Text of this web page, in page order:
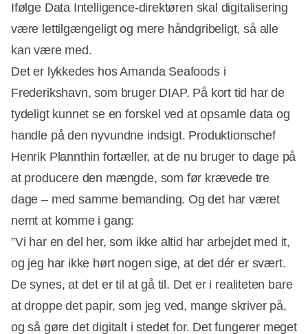
Ifølge Data Intelligence-direktøren skal digitalisering
være lettilgængeligt og mere håndgribeligt, så alle
kan være med.
Det er lykkedes hos Amanda Seafoods i
Frederikshavn, som bruger DIAP. På kort tid har de
tydeligt kunnet se en forskel ved at opsamle data og
handle på den nyvundne indsigt. Produktionschef
Henrik Plannthin fortæller, at de nu bruger to dage på
at producere den mængde, som før krævede tre
dage – med samme bemanding. Og det har været
nemt at komme i gang:
”Vi har en del her, som ikke altid har arbejdet med it,
og jeg har ikke hørt nogen sige, at det dér er svært.
De synes, at det er til at gå til. Det er i realiteten bare
at droppe det papir, som jeg ved, mange skriver på,
og så gøre det digitalt i stedet for. Det fungerer meget